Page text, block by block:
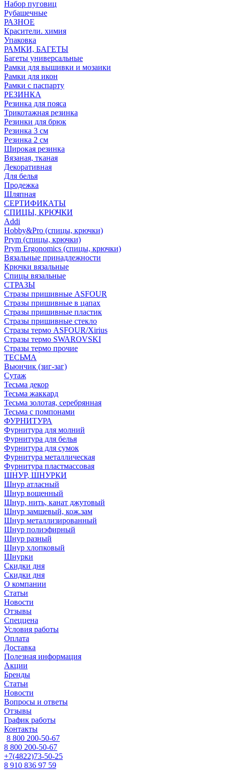
Набор пуговиц
Рубашечные
РАЗНОЕ
Красители. химия
Упаковка
РАМКИ, БАГЕТЫ
Багеты универсальные
Рамки для вышивки и мозаики
Рамки для икон
Рамки с паспарту
РЕЗИНКА
Резинка для пояса
Трикотажная резинка
Резинки для брюк
Резинка 3 см
Резинка 2 см
Широкая резинка
Вязаная, тканая
Декоративная
Для белья
Продежка
Шляпная
СЕРТИФИКАТЫ
СПИЦЫ, КРЮЧКИ
Addi
Hobby&Pro (спицы, крючки)
Prym (спицы, крючки)
Prym Ergonomics (спицы, крючки)
Вязальные принадлежности
Крючки вязальные
Спицы вязальные
СТРАЗЫ
Стразы пришивные ASFOUR
Стразы пришивные в цапах
Стразы пришивные пластик
Стразы пришивные стекло
Стразы термо ASFOUR/Xirius
Стразы термо SWAROVSKI
Стразы термо прочие
ТЕСЬМА
Вьюнчик (зиг-заг)
Сутаж
Тесьма декор
Тесьма жаккард
Тесьма золотая, серебрянная
Тесьма с помпонами
ФУРНИТУРА
Фурнитура для молний
Фурнитура для белья
Фурнитура для сумок
Фурнитура металлическая
Фурнитура пластмассовая
ШНУР, ШНУРКИ
Шнур атласный
Шнур вощенный
Шнур, нить, канат джутовый
Шнур замшевый, кож.зам
Шнур металлизированный
Шнур полиэфирный
Шнур разный
Шнур хлопковый
Шнурки
Скидки дня
Скидки дня
О компании
Статьи
Новости
Отзывы
Спеццена
Условия работы
Оплата
Доставка
Полезная информация
Акции
Бренды
Статьи
Новости
Вопросы и ответы
Отзывы
График работы
Контакты
8 800 200-50-67
8 800 200-50-67
+7(4822)73-50-25
8 910 836 97 59